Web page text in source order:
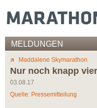
MELDUNGEN
Maddalene Skymarathon
Nur noch knapp
03.08.17
Quelle: Pressemitteilung